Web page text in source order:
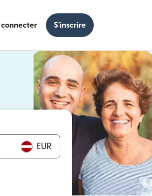
connecter S'inscrire
EUR